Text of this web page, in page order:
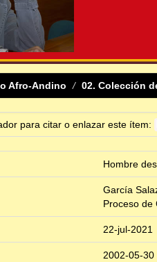
Afro-Andino 02. Colección
para citar o enlazar este ítem:
Hombre
García
Proceso de
22-jul-2021
2002-05-30